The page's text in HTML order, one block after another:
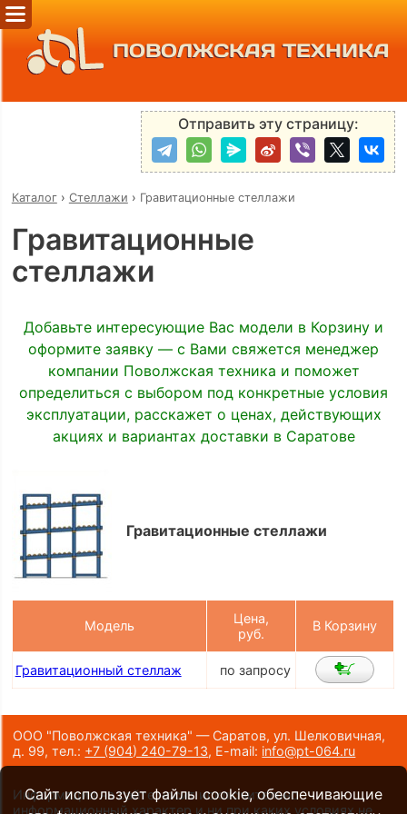
ПОВОЛЖСКАЯ ТЕХНИКА
Отправить эту страницу:
Каталог› Стеллажи › Гравитационные стеллажи
Гравитационные
стеллажи
Добавьте интересующие Вас модели в Корзину и
оформите заявку — с Вами свяжется менеджер
компании Поволжская техника и поможет
определиться с выбором под конкретные условия
эксплуатации, расскажет о ценах, действующих
акциях и вариантах доставки в Саратове
Гравитационные стеллажи
Модель
Цена,
руб.
В Корзину
Гравитационный стеллаж по запросу
ООО "Поволжская техника" — Саратов, ул. Шелковичная,
д. 99,тел.: +7 (904) 240-79-13, E-mail: info@pt-064.ru
Информация на сайте носит исключительно
информационный характер и ни при каких условиях не
Сайт использует файлы cookie, обеспечивающие